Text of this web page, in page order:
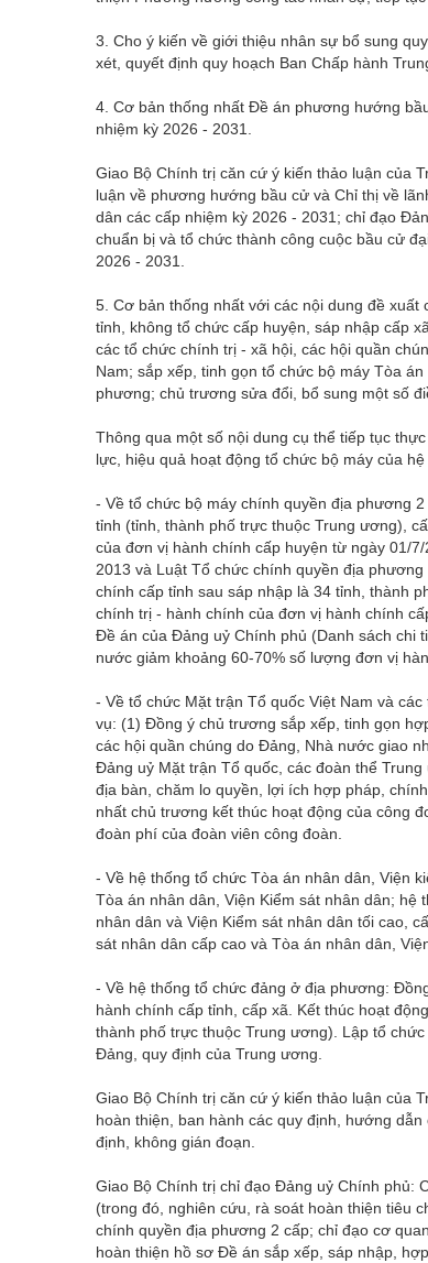
3. Cho ý kiến về giới thiệu nhân sự bổ sung
xét, quyết định quy hoạch Ban Chấp hành
4. Cơ bản thống nhất Đề án phương hướng
nhiệm kỳ 2026 - 2031.
Giao Bộ Chính trị căn cứ ý kiến thảo luận của
luận về phương hướng bầu cử và Chỉ thị về
dân các cấp nhiệm kỳ 2026 - 2031; chỉ đạo
chuẩn bị và tổ chức thành công cuộc bầu cử
2026 - 2031.
5. Cơ bản thống nhất với các nội dung đề
tỉnh, không tổ chức cấp huyện, sáp nhập cấp
các tổ chức chính trị - xã hội, các hội quần
Nam; sắp xếp, tinh gọn tổ chức bộ máy Tòa
phương; chủ trương sửa đổi, bổ sung một số
Thông qua một số nội dung cụ thể tiếp tục
lực, hiệu quả hoạt động tổ chức bộ máy của
- Về tổ chức bộ máy chính quyền địa phương
tỉnh (tỉnh, thành phố trực thuộc Trung ương),
của đơn vị hành chính cấp huyện từ ngày 01/
2013 và Luật Tổ chức chính quyền địa
chính cấp tỉnh sau sáp nhập là 34 tỉnh, thành
chính trị - hành chính của đơn vị hành chính
Đề án của Đảng uỷ Chính phủ (Danh sách chi
nước giảm khoảng 60-70% số lượng đơn vị
- Về tổ chức Mặt trận Tổ quốc Việt Nam và
vụ: (1) Đồng ý chủ trương sắp xếp, tinh gọn
các hội quần chúng do Đảng, Nhà nước giao
Đảng uỷ Mặt trận Tổ quốc, các đoàn thể
địa bàn, chăm lo quyền, lợi ích hợp pháp,
nhất chủ trương kết thúc hoạt động của công
đoàn phí của đoàn viên công đoàn.
- Về hệ thống tổ chức Tòa án nhân dân, Viện
Tòa án nhân dân, Viện Kiểm sát nhân dân; hệ
nhân dân và Viện Kiểm sát nhân dân tối cao,
sát nhân dân cấp cao và Tòa án nhân dân,
- Về hệ thống tổ chức đảng ở địa phương:
hành chính cấp tỉnh, cấp xã. Kết thúc hoạt
thành phố trực thuộc Trung ương). Lập tổ
Đảng, quy định của Trung ương.
Giao Bộ Chính trị căn cứ ý kiến thảo luận của
hoàn thiện, ban hành các quy định, hướng
định, không gián đoạn.
Giao Bộ Chính trị chỉ đạo Đảng uỷ Chính phủ:
(trong đó, nghiên cứu, rà soát hoàn thiện tiêu
chính quyền địa phương 2 cấp; chỉ đạo cơ
hoàn thiện hồ sơ Đề án sắp xếp, sáp nhập,